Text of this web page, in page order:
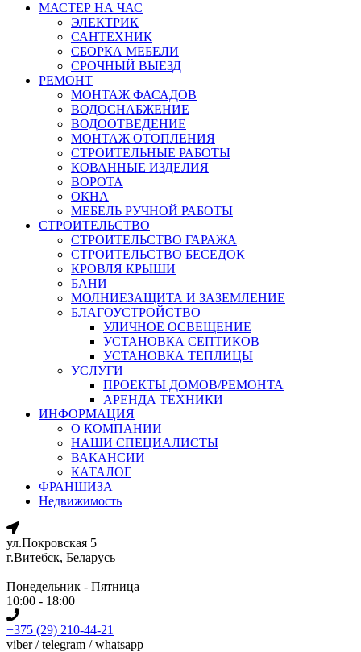
МАСТЕР НА ЧАС
ЭЛЕКТРИК
САНТЕХНИК
СБОРКА МЕБЕЛИ
СРОЧНЫЙ ВЫЕЗД
РЕМОНТ
МОНТАЖ ФАСАДОВ
ВОДОСНАБЖЕНИЕ
ВОДООТВЕДЕНИЕ
МОНТАЖ ОТОПЛЕНИЯ
СТРОИТЕЛЬНЫЕ РАБОТЫ
КОВАННЫЕ ИЗДЕЛИЯ
ВОРОТА
ОКНА
МЕБЕЛЬ РУЧНОЙ РАБОТЫ
СТРОИТЕЛЬСТВО
СТРОИТЕЛЬСТВО ГАРАЖА
СТРОИТЕЛЬСТВО БЕСЕДОК
КРОВЛЯ КРЫШИ
БАНИ
МОЛНИЕЗАЩИТА И ЗАЗЕМЛЕНИЕ
БЛАГОУСТРОЙСТВО
УЛИЧНОЕ ОСВЕЩЕНИЕ
УСТАНОВКА СЕПТИКОВ
УСТАНОВКА ТЕПЛИЦЫ
УСЛУГИ
ПРОЕКТЫ ДОМОВ/РЕМОНТА
АРЕНДА ТЕХНИКИ
ИНФОРМАЦИЯ
О КОМПАНИИ
НАШИ СПЕЦИАЛИСТЫ
ВАКАНСИИ
КАТАЛОГ
ФРАНШИЗА
Недвижимость
ул.Покровская 5
г.Витебск, Беларусь
Понедельник - Пятница
10:00 - 18:00
+375 (29) 210-44-21
viber / telegram / whatsapp